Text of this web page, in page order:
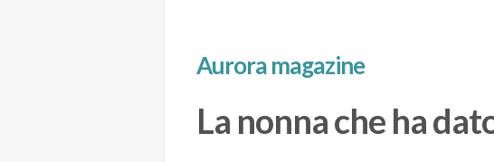
Aurora magazine
La nonna che ha